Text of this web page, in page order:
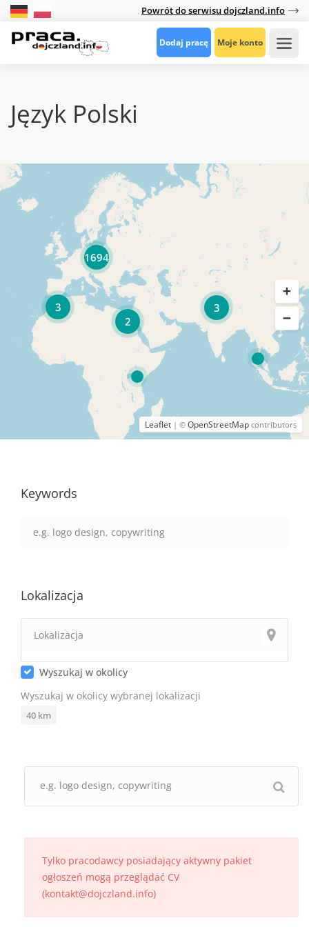
Powrót do serwisu dojczland.info
Dodaj pracę Moje konto
Język Polski
3
2
3
1694
Leaflet | © OpenStreetMap contributors
Keywords
Lokalizacja
Wyszukaj w okolicy
Wyszukaj w okolicy wybranej lokalizacji
40 km
Tylko pracodawcy posiadający aktywny pakiet
ogłoszeń mogą przeglądać CV
(kontakt@dojczland.info)